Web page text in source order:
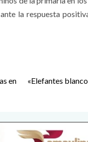
la respuesta
en
«Elefantes